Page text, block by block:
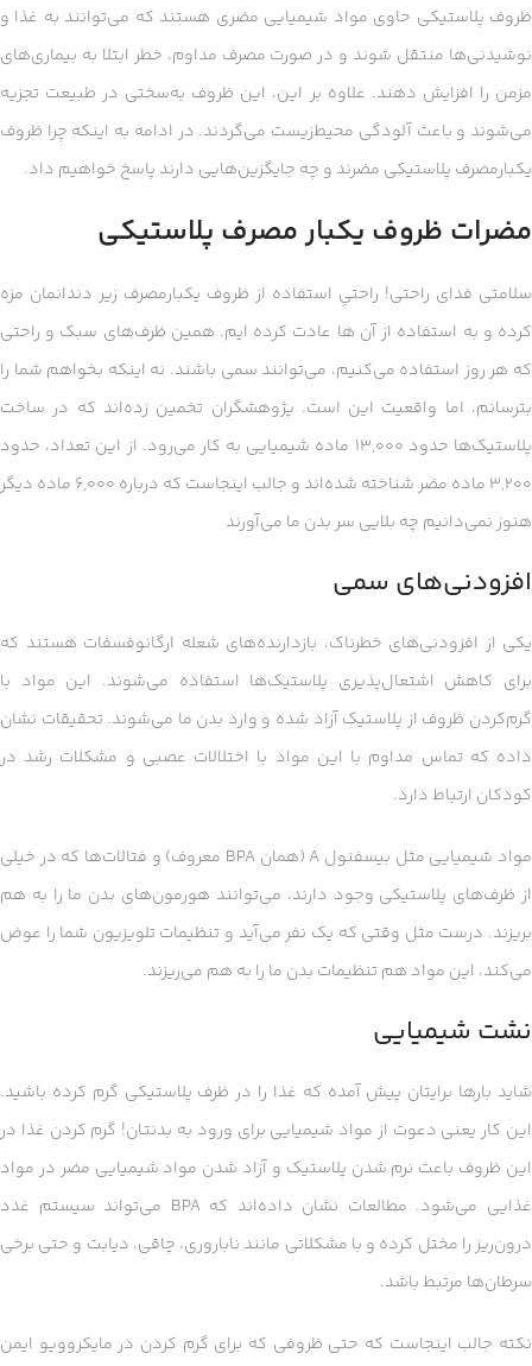
ظروف پلاستیکی حاوی مواد شیمیایی مضری هستند که می‌توانند به غذا و
نوشیدنی‌ها منتقل شوند و در صورت مصرف مداوم، خطر ابتلا به بیماری‌های
مزمن را افزایش دهند. علاوه بر این، این ظروف به‌سختی در طبیعت تجزیه
می‌شوند و باعث آلودگی محیط‌زیست می‌گردند. در ادامه به اینکه چرا ظروف
یکبارمصرف پلاستیکی مضرند و چه جایگزین‌هایی دارند پاسخ خواهیم داد.
مضرات ظروف یکبار مصرف پلاستیکی
سلامتی فدای راحتی! راحتیِ استفاده از ظروف یکبارمصرف زیر دندانمان مزه
کرده و به استفاده از آن ها عادت کرده ایم. همین ظرف‌های سبک و راحتی
که هر روز استفاده می‌کنیم، می‌توانند سمی باشند. نه اینکه بخواهم شما را
بترسانم، اما واقعیت این است. پژوهشگران تخمین زده‌اند که در ساخت
پلاستیک‌ها حدود ۱۳,۰۰۰ ماده شیمیایی به کار می‌رود. از این تعداد، حدود
۳,۲۰۰ ماده مضر شناخته شده‌اند و جالب اینجاست که درباره ۶,۰۰۰ ماده دیگر
هنوز نمی‌دانیم چه بلایی سر بدن ما می‌آورند
افزودنی‌های سمی
یکی از افزودنی‌های خطرناک، بازدارنده‌های شعله ارگانوفسفات هستند که
برای کاهش اشتعال‌پذیری پلاستیک‌ها استفاده می‌شوند. این مواد با
گرم‌کردن ظروف از پلاستیک آزاد شده و وارد بدن ما می‌شوند. تحقیقات نشان
داده که تماس مداوم با این مواد با اختلالات عصبی و مشکلات رشد در
کودکان ارتباط دارد.
مواد شیمیایی مثل بیسفنول A (همان BPA معروف) و فتالات‌ها که در خیلی
از ظرف‌های پلاستیکی وجود دارند، می‌توانند هورمون‌های بدن ما را به هم
بریزند. درست مثل وقتی که یک نفر می‌آید و تنظیمات تلویزیون شما را عوض
می‌کند، این مواد هم تنظیمات بدن ما را به هم می‌ریزند.
نشت شیمیایی
شاید بارها برایتان پیش آمده که غذا را در ظرف پلاستیکی گرم کرده باشید.
این کار یعنی دعوت از مواد شیمیایی برای ورود به بدنتان! گرم کردن غذا در
این ظروف باعث نرم شدن پلاستیک و آزاد شدن مواد شیمیایی مضر در مواد
غذایی می‌شود. مطالعات نشان داده‌اند که BPA می‌تواند سیستم غدد
درون‌ریز را مختل کرده و با مشکلاتی مانند ناباروری، چاقی، دیابت و حتی برخی
سرطان‌ها مرتبط باشد.
نکته جالب اینجاست که حتی ظروفی که برای گرم کردن در مایکروویو ایمن